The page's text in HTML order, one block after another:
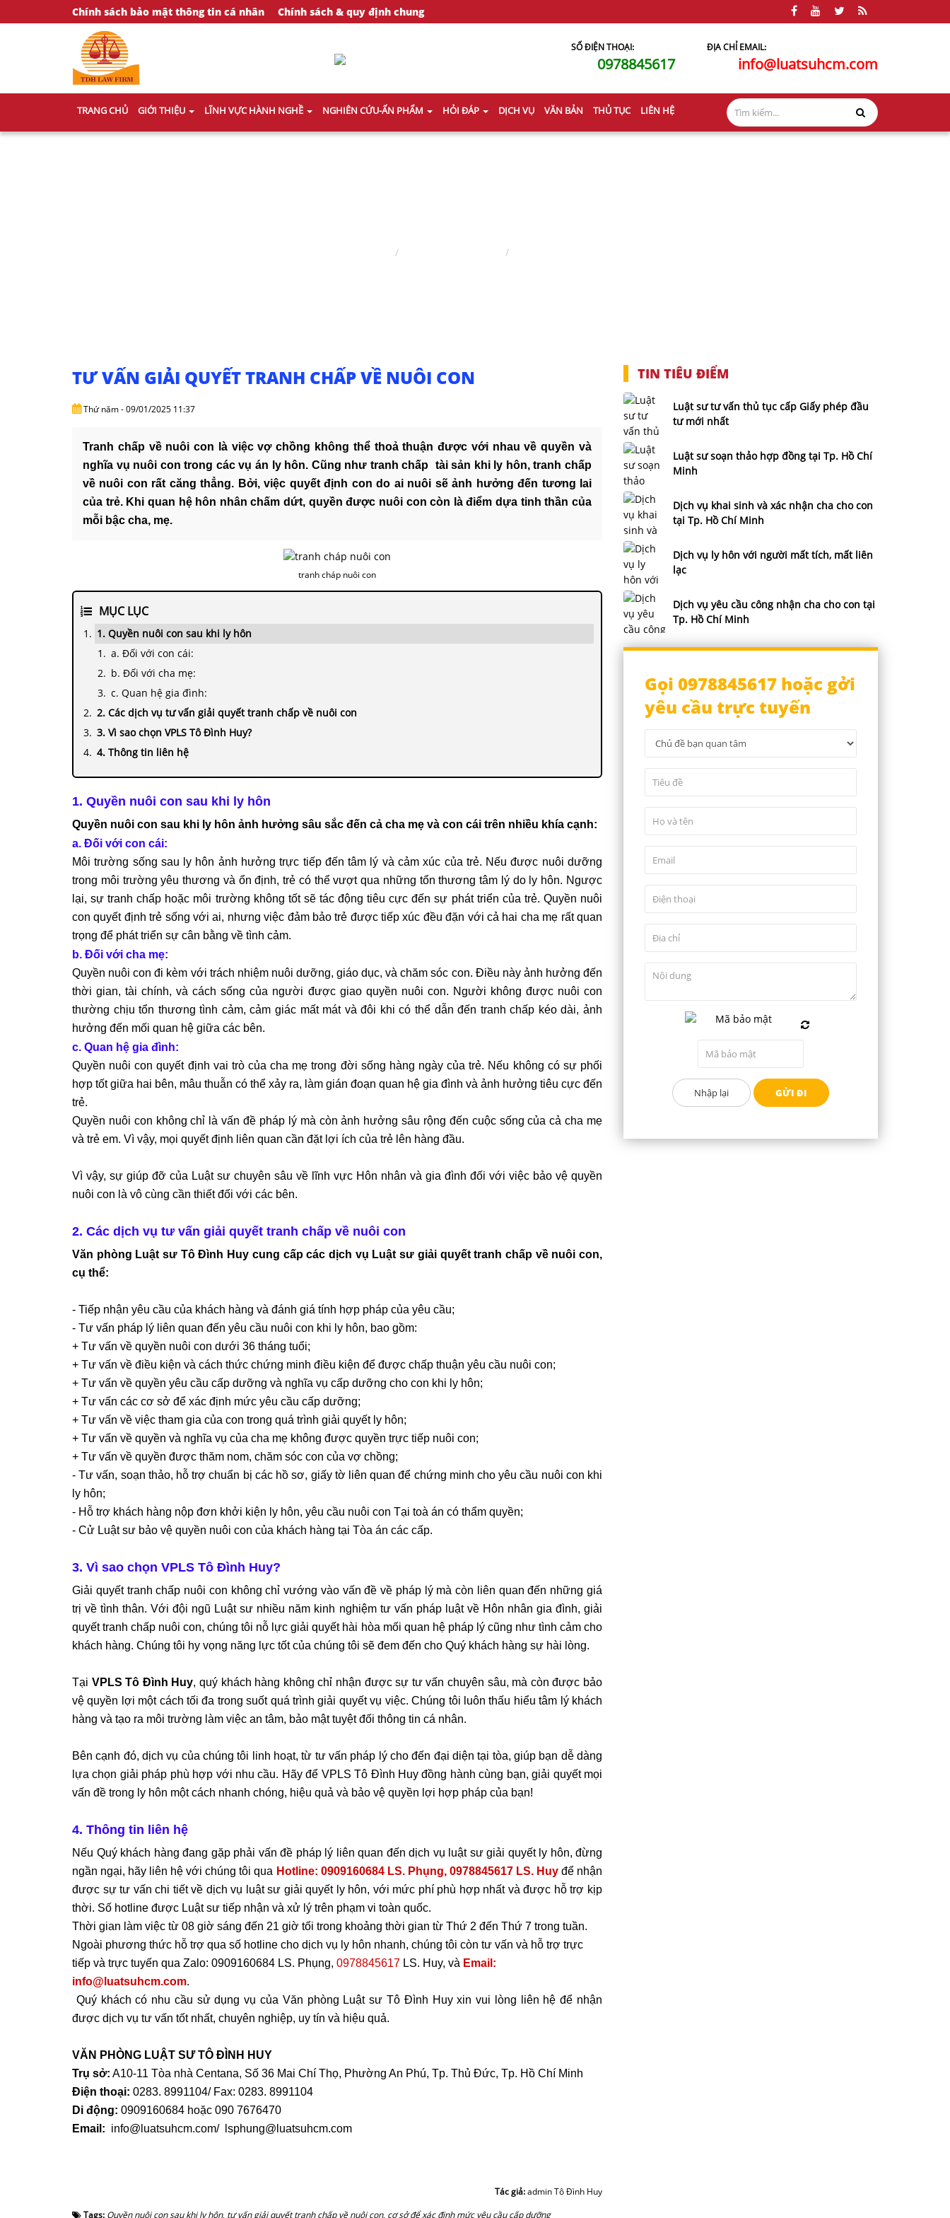
Chính sách bảo mật thông tin cá nhân Chính sách & quy định chung
SỐ ĐIỆN THOẠI:
0978845617
ĐỊA CHỈ EMAIL:
info@luatsuhcm.com
TRANG CHỦ GIỚI THIỆU LĨNH VỰC HÀNH NGHỀ NGHIÊN CỨU-ẤN PHẨM HỎI ĐÁP DỊCH VỤ VĂN BẢN THỦ TỤC LIÊN HỆ
TƯ VẤN GIẢI QUYẾT TRANH CHẤP VỀ NUÔI CON
Thứ năm - 09/01/2025 11:37
Tranh chấp về nuôi con là việc vợ chồng không thể thoả thuận được với nhau về quyền và
nghĩa vụ nuôi con trong các vụ án ly hôn. Cũng như tranh chấp tài sản khi ly hôn, tranh chấp
về nuôi con rất căng thẳng. Bởi, việc quyết định con do ai nuôi sẽ ảnh hưởng đến tương lai
của trẻ. Khi quan hệ hôn nhân chấm dứt, quyền được nuôi con còn là điểm dựa tinh thần của
mỗi bậc cha, mẹ.
tranh cháp nuôi con
MỤC LỤC
1. Quyền nuôi con sau khi ly hôn
a. Đối với con cái:
b. Đối với cha mẹ:
c. Quan hệ gia đình:
2. Các dịch vụ tư vấn giải quyết tranh chấp về nuôi con
3. Vì sao chọn VPLS Tô Đình Huy?
4. Thông tin liên hệ
1. Quyền nuôi con sau khi ly hôn
Quyền nuôi con sau khi ly hôn ảnh hưởng sâu sắc đến cả cha mẹ và con cái trên nhiều khía cạnh:
a. Đối với con cái:
Môi trường sống sau ly hôn ảnh hưởng trực tiếp đến tâm lý và cảm xúc của trẻ. Nếu được nuôi dưỡng
trong môi trường yêu thương và ổn định, trẻ có thể vượt qua những tổn thương tâm lý do ly hôn. Ngược
lại, sự tranh chấp hoặc môi trường không tốt sẽ tác động tiêu cực đến sự phát triển của trẻ. Quyền nuôi
con quyết định trẻ sống với ai, nhưng việc đảm bảo trẻ được tiếp xúc đều đặn với cả hai cha mẹ rất quan
trọng để phát triển sự cân bằng về tình cảm.
b. Đối với cha mẹ:
Quyền nuôi con đi kèm với trách nhiệm nuôi dưỡng, giáo dục, và chăm sóc con. Điều này ảnh hưởng đến
thời gian, tài chính, và cách sống của người được giao quyền nuôi con. Người không được nuôi con
thường chịu tổn thương tình cảm, cảm giác mất mát và đôi khi có thể dẫn đến tranh chấp kéo dài, ảnh
hưởng đến mối quan hệ giữa các bên.
c. Quan hệ gia đình:
Quyền nuôi con quyết định vai trò của cha mẹ trong đời sống hàng ngày của trẻ. Nếu không có sự phối
hợp tốt giữa hai bên, mâu thuẫn có thể xảy ra, làm gián đoạn quan hệ gia đình và ảnh hưởng tiêu cực đến
trẻ.
Quyền nuôi con không chỉ là vấn đề pháp lý mà còn ảnh hưởng sâu rộng đến cuộc sống của cả cha mẹ
và trẻ em. Vì vậy, mọi quyết định liên quan cần đặt lợi ích của trẻ lên hàng đầu.
Vì vậy, sự giúp đỡ của Luật sư chuyên sâu về lĩnh vực Hôn nhân và gia đình đối với việc bảo vệ quyền
nuôi con là vô cùng cần thiết đối với các bên.
2. Các dịch vụ tư vấn giải quyết tranh chấp về nuôi con
Văn phòng Luật sư Tô Đình Huy cung cấp các dịch vụ Luật sư giải quyết tranh chấp về nuôi con,
cụ thể:
- Tiếp nhận yêu cầu của khách hàng và đánh giá tính hợp pháp của yêu cầu;
- Tư vấn pháp lý liên quan đến yêu cầu nuôi con khi ly hôn, bao gồm:
+ Tư vấn về quyền nuôi con dưới 36 tháng tuổi;
+ Tư vấn về điều kiện và cách thức chứng minh điều kiện để được chấp thuận yêu cầu nuôi con;
+ Tư vấn về quyền yêu cầu cấp dưỡng và nghĩa vụ cấp dưỡng cho con khi ly hôn;
+ Tư vấn các cơ sở để xác định mức yêu cầu cấp dưỡng;
+ Tư vấn về việc tham gia của con trong quá trình giải quyết ly hôn;
+ Tư vấn về quyền và nghĩa vụ của cha mẹ không được quyền trực tiếp nuôi con;
+ Tư vấn về quyền được thăm nom, chăm sóc con của vợ chồng;
- Tư vấn, soạn thảo, hỗ trợ chuẩn bị các hồ sơ, giấy tờ liên quan để chứng minh cho yêu cầu nuôi con khi
ly hôn;
- Hỗ trợ khách hàng nộp đơn khởi kiện ly hôn, yêu cầu nuôi con Tại toà án có thẩm quyền;
- Cử Luật sư bảo vệ quyền nuôi con của khách hàng tại Tòa án các cấp.
3. Vì sao chọn VPLS Tô Đình Huy?
Giải quyết tranh chấp nuôi con không chỉ vướng vào vấn đề về pháp lý mà còn liên quan đến những giá
trị về tình thân. Với đội ngũ Luật sư nhiều năm kinh nghiệm tư vấn pháp luật về Hôn nhân gia đình, giải
quyết tranh chấp nuôi con, chúng tôi nỗ lực giải quyết hài hòa mối quan hệ pháp lý cũng như tình cảm cho
khách hàng. Chúng tôi hy vọng năng lực tốt của chúng tôi sẽ đem đến cho Quý khách hàng sự hài lòng.
Tại VPLS Tô Đình Huy, quý khách hàng không chỉ nhận được sự tư vấn chuyên sâu, mà còn được bảo
vệ quyền lợi một cách tối đa trong suốt quá trình giải quyết vụ việc. Chúng tôi luôn thấu hiểu tâm lý khách
hàng và tạo ra môi trường làm việc an tâm, bảo mật tuyệt đối thông tin cá nhân.
Bên cạnh đó, dịch vụ của chúng tôi linh hoạt, từ tư vấn pháp lý cho đến đại diện tại tòa, giúp bạn dễ dàng
lựa chọn giải pháp phù hợp với nhu cầu. Hãy để VPLS Tô Đình Huy đồng hành cùng bạn, giải quyết mọi
vấn đề trong ly hôn một cách nhanh chóng, hiệu quả và bảo vệ quyền lợi hợp pháp của bạn!
4. Thông tin liên hệ
Nếu Quý khách hàng đang gặp phải vấn đề pháp lý liên quan đến dịch vụ luật sư giải quyết ly hôn, đừng
ngần ngại, hãy liên hệ với chúng tôi qua Hotline: 0909160684 LS. Phụng, 0978845617 LS. Huy để nhận
được sự tư vấn chi tiết về dịch vụ luật sư giải quyết ly hôn, với mức phí phù hợp nhất và được hỗ trợ kịp
thời. Số hotline được Luật sư tiếp nhận và xử lý trên phạm vi toàn quốc.
Thời gian làm việc từ 08 giờ sáng đến 21 giờ tối trong khoảng thời gian từ Thứ 2 đến Thứ 7 trong tuần.
Ngoài phương thức hỗ trợ qua số hotline cho dịch vụ ly hôn nhanh, chúng tôi còn tư vấn và hỗ trợ trực
tiếp và trực tuyến qua Zalo: 0909160684 LS. Phụng, 0978845617 LS. Huy, và Email:
info@luatsuhcm.com.
Quý khách có nhu cầu sử dụng vụ của Văn phòng Luật sư Tô Đình Huy xin vui lòng liên hệ để nhận
được dịch vụ tư vấn tốt nhất, chuyên nghiệp, uy tín và hiệu quả.
VĂN PHÒNG LUẬT SƯ TÔ ĐÌNH HUY
Trụ sở: A10-11 Tòa nhà Centana, Số 36 Mai Chí Thọ, Phường An Phú, Tp. Thủ Đức, Tp. Hồ Chí Minh
Điện thoại: 0283. 8991104/ Fax: 0283. 8991104
Di động: 0909160684 hoặc 090 7676470
Email: info@luatsuhcm.com/  lsphung@luatsuhcm.com
Tác giả:admin Tô Đình Huy
Tags: Quyền nuôi con sau khi ly hôn, tư vấn giải quyết tranh chấp về nuôi con, cơ sở để xác định mức yêu cầu cấp dưỡng
TIN TIÊU ĐIỂM
Luật sư tư vấn thủ tục cấp Giấy phép đầu
tư mới nhất
Luật sư soạn thảo hợp đồng tại Tp. Hồ Chí
Minh
Dịch vụ khai sinh và xác nhận cha cho con
tại Tp. Hồ Chí Minh
Dịch vụ ly hôn với người mất tích, mất liên
lạc
Dịch vụ yêu cầu công nhận cha cho con tại
Tp. Hồ Chí Minh
Gọi 0978845617 hoặc gởi
yêu cầu trực tuyến